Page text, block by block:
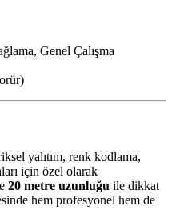
Genel Çalışma
yalıtım, renk kodlama,
için özel olarak
20 metre uzunluğu ile dikkat
hem profesyonel hem de